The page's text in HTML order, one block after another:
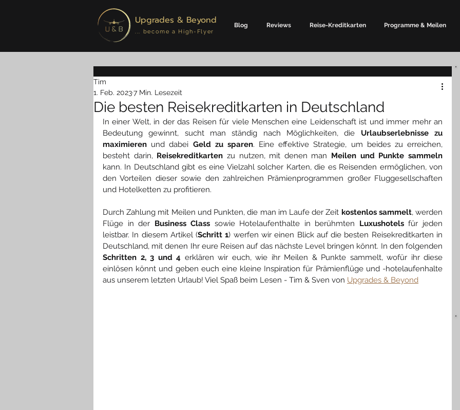
Upgrades & Beyond
... become a High-Flyer
Blog Reviews Reise-Kreditkarten Programme & Meilen
Die besten Reisekreditkarten in Deutschland
Tim
1. Feb. 20237 Min. Lesezeit
In einer Welt, in der das Reisen für viele Menschen eine Leidenschaft ist und immer mehr an
Bedeutung gewinnt, sucht man ständig nach Möglichkeiten, die Urlaubserlebnisse zu
maximieren und dabei Geld zu sparen. Eine effektive Strategie, um beides zu erreichen,
besteht darin, Reisekreditkarten zu nutzen, mit denen man Meilen und Punkte sammeln
kann. In Deutschland gibt es eine Vielzahl solcher Karten, die es Reisenden ermöglichen, von
den Vorteilen dieser sowie den zahlreichen Prämienprogrammen großer Fluggesellschaften
und Hotelketten zu profitieren.
Durch Zahlung mit Meilen und Punkten, die man im Laufe der Zeit kostenlos sammelt, werden
Flüge in der Business Class sowie Hotelaufenthalte in berühmten Luxushotels für jeden
leistbar. In diesem Artikel (Schritt 1) werfen wir einen Blick auf die besten Reisekreditkarten in
Schritten 2, 3 und 4 erklären wir euch, wie ihr Meilen & Punkte sammelt, wofür ihr diese
einlösen könnt und geben euch eine kleine Inspiration für Prämienflüge und -hotelaufenhalte
aus unserem letzten Urlaub! Viel Spaß beim Lesen - Tim & Sven von Upgrades & Beyond